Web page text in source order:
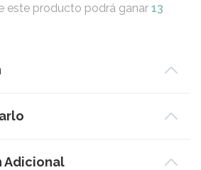
este producto podrá ganar 13
Adicional